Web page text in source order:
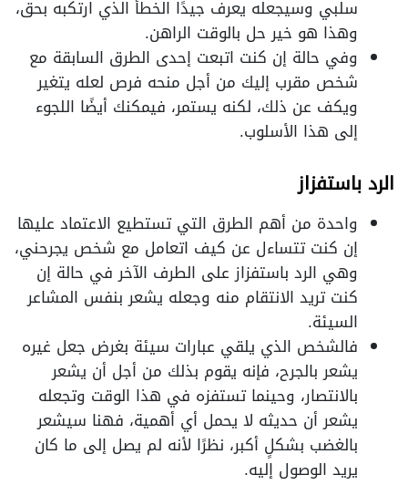
سلبي وسيجعله يعرف جيدًا الخطأ الذي ارتكبه بحق،
وهذا هو خير حل بالوقت الراهن.
وفي حالة إن كنت اتبعت إحدى الطرق السابقة مع
شخص مقرب إليك من أجل منحه فرص لعله يتغير
ويكف عن ذلك، لكنه يستمر، فيمكنك أيضًا اللجوء
إلى هذا الأسلوب.
الرد باستفزاز
واحدة من أهم الطرق التي تستطيع الاعتماد عليها
إن كنت تتساءل عن كيف اتعامل مع شخص يجرحني،
وهي الرد باستفزاز على الطرف الآخر في حالة إن
كنت تريد الانتقام منه وجعله يشعر بنفس المشاعر
السيئة.
فالشخص الذي يلقي عبارات سيئة بغرض جعل غيره
يشعر بالجرح، فإنه يقوم بذلك من أجل أن يشعر
بالانتصار، وحينما تستفزه في هذا الوقت وتجعله
يشعر أن حديثه لا يحمل أي أهمية، فهنا سيشعر
بالغضب بشكلٍ أكبر، نظرًا لأنه لم يصل إلى ما كان
يريد الوصول إليه.